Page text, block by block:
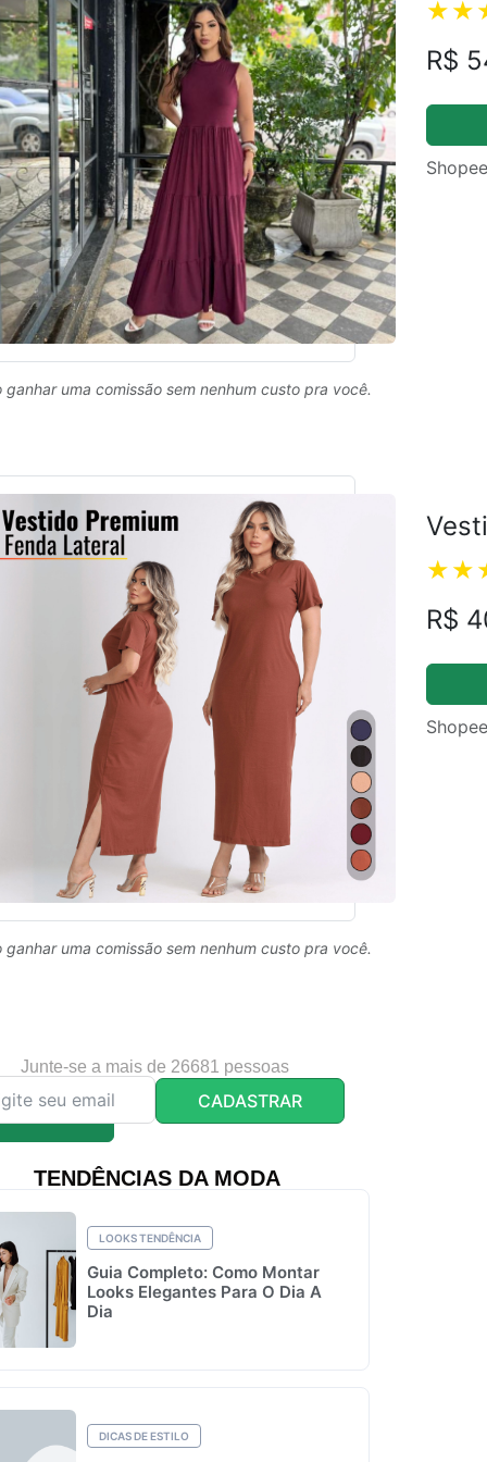
R$
ganhar uma comissão sem nenhum custo pra você.
R$
ganhar uma comissão sem nenhum custo pra você.
Junte-se a mais de 26681 pessoas
CADASTRAR
TENDÊNCIAS DA MODA
LOOKS TENDÊNCIA
Guia Completo: Como Montar
Looks Elegantes Para O Dia A
Dia
DICAS DE ESTILO